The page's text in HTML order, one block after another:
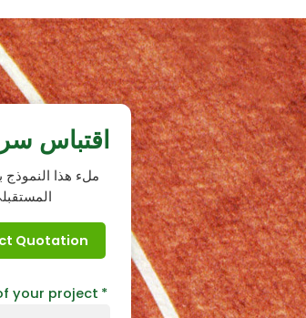
اقتباس
ملء هذا النموذج
Quotation
your project